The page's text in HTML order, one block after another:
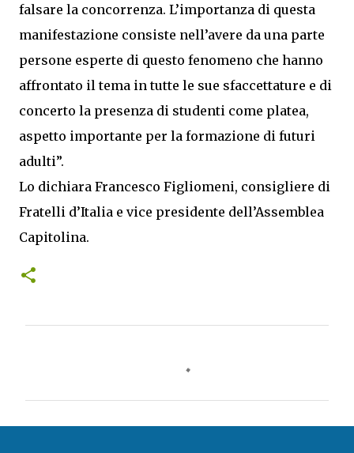
falsare la concorrenza. L’importanza di questa
manifestazione consiste nell’avere da una parte
persone esperte di questo fenomeno che hanno
affrontato il tema in tutte le sue sfaccettature e di
concerto la presenza di studenti come platea,
aspetto importante per la formazione di futuri
adulti”.
Lo dichiara Francesco Figliomeni, consigliere di
Fratelli d’Italia e vice presidente dell’Assemblea
Capitolina.